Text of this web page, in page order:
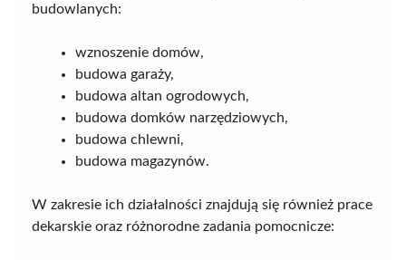
budowlanych:
wznoszenie domów,
budowa garaży,
budowa altan ogrodowych,
budowa domków narzędziowych,
budowa chlewni,
budowa magazynów.
W zakresie ich działalności znajdują się również prace
dekarskie oraz różnorodne zadania pomocnicze: